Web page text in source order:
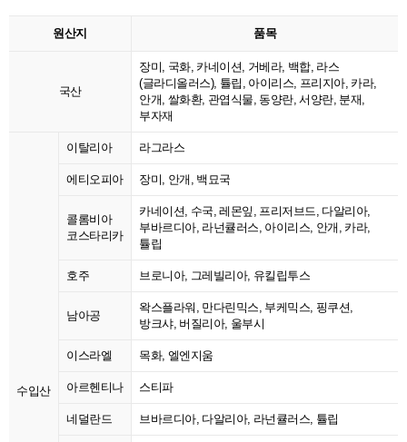
원산지 품목
국산
장미, 국화, 카네이션, 거베라, 백합, 라스
(글라디올러스), 튤립, 아이리스, 프리지아, 카라,
안개, 쌀화환, 관엽식물, 동양란, 서양란, 분재,
부자재
수입산
이탈리아 라그라스
에티오피아 장미, 안개, 백묘국
콜롬비아
코스타리카
카네이션, 수국, 레몬잎, 프리저브드, 다알리아,
부바르디아, 라넌큘러스, 아이리스, 안개, 카라,
튤립
호주 브로니아, 그레빌리아, 유킬립투스
남아공
왁스플라워, 만다린믹스, 부케믹스, 핑쿠션,
방크샤, 버질리아, 울부시
이스라엘 목화, 엘엔지움
아르헨티나 스티파
네덜란드 브바르디아, 다알리아, 라넌큘러스, 튤립